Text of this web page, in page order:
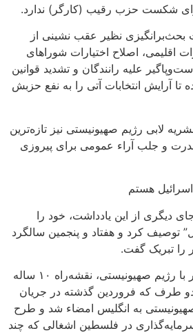
شکست حزب رقیب (کارگر) ندارد.
بحث‌برانگیزی نظیر عقب نشینی از
اقلیمی، اصلاح اختیارات شوراهای
علیه رانندگان و تشدید قوانین
آرایش انتخابات آتی را به نفع حزبش
لابی رژیم صهیونیستی نیز تازه‌ترین
و جلب آراء عمومی برای پیروزی
هستم
دیگری از این یادداشت، خود را
توصیف کرد و هفتاد و پنجمین سالگرد
را تبریک گفت.
سوناک توافق تجاری اخیر با رژیم صهیونیستی، نقشه‌راه ۱۰ ساله
طرف که فروردین گذشته در جریان
به انگلیس امضاء شد و طرح
در فلسطین اشغالی که چند